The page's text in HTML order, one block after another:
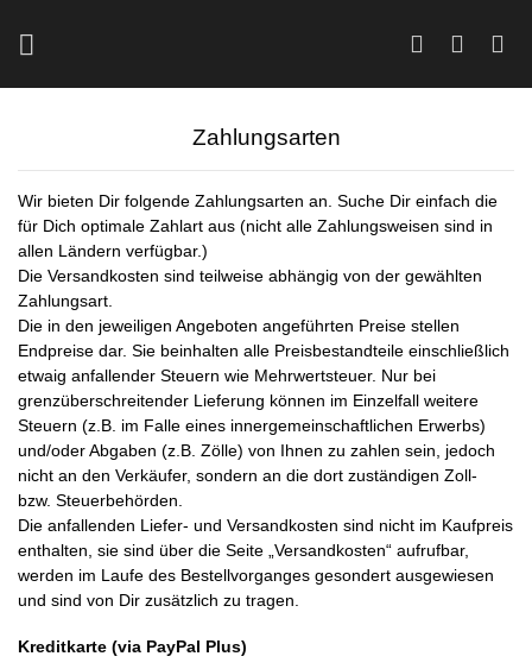
Inhalt
Zahlungsarten
Wir bieten Dir folgende Zahlungsarten an. Suche Dir einfach die
für Dich optimale Zahlart aus (nicht alle Zahlungsweisen sind in
allen Ländern verfügbar.)
Die Versandkosten sind teilweise abhängig von der gewählten
Zahlungsart.
Die in den jeweiligen Angeboten angeführten Preise stellen
Endpreise dar. Sie beinhalten alle Preisbestandteile einschließlich
etwaig anfallender Steuern wie Mehrwertsteuer. Nur bei
grenzüberschreitender Lieferung können im Einzelfall weitere
Steuern (z.B. im Falle eines innergemeinschaftlichen Erwerbs)
und/oder Abgaben (z.B. Zölle) von Ihnen zu zahlen sein, jedoch
nicht an den Verkäufer, sondern an die dort zuständigen Zoll-
bzw. Steuerbehörden.
Die anfallenden Liefer- und Versandkosten sind nicht im Kaufpreis
enthalten, sie sind über die Seite „Versandkosten“ aufrufbar,
werden im Laufe des Bestellvorganges gesondert ausgewiesen
und sind von Dir zusätzlich zu tragen.
Kreditkarte (via PayPal Plus)